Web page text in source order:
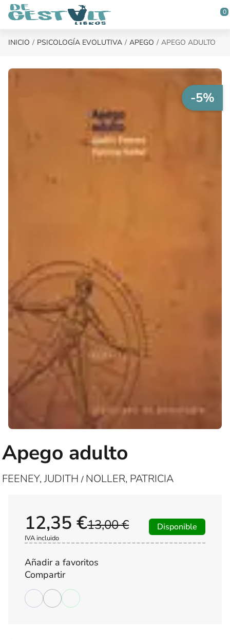
Saltar al contenido principal
0
INICIO PSICOLOGÍA EVOLUTIVA APEGO APEGO ADULTO
-5%
Apego adulto
FEENEY, JUDITH/ NOLLER, PATRICIA
13,00 €
12,35 €
IVA incluido
Disponible
Añadir a favoritos
Compartir